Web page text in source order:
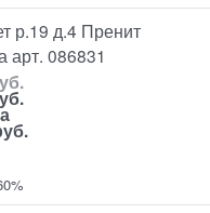
р.19 д.4 Пренит
арт. 086831